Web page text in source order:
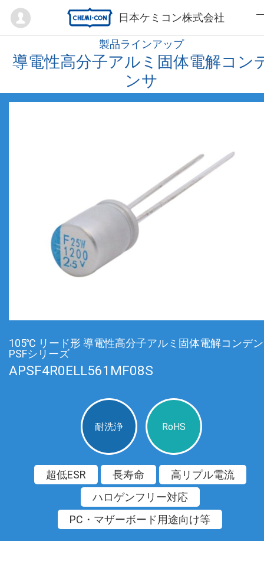
日本ケミコン株式会社
Mypage
製品ラインアップ
導電性高分子アルミ固体電解コン
ンサ
105℃ リード形 導電性高分子アルミ固体電解コンデ
PSFシリーズ
APSF4R0ELL561MF08S
耐洗浄 RoHS
超低ESR 長寿命
高リプル電流
ハロゲンフリー対応
PC・マザーボード用途向け等